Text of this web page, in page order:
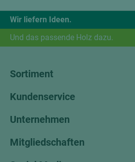
Wir liefern Ideen.
Und das passende Holz dazu.
Sortiment
Kundenservice
Unternehmen
Mitgliedschaften